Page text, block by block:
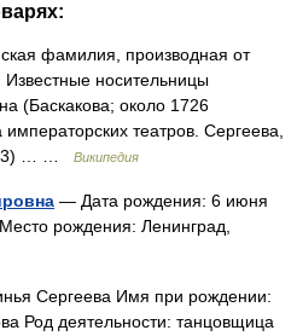
фамилия, производная от
носительницы
(Баскакова; около 1726
театров. Сергеева,
… …
Википедия
— Дата рождения: 6 июня
рождения: Ленинград,
Сергеева Имя при рождении:
Род деятельности: танцовщица